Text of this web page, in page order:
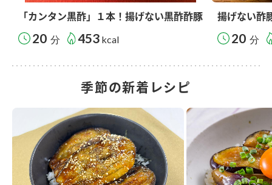
「カンタン黒酢」１本！揚げない黒酢酢豚
20 分 453 kcal
揚げない酢
20 分
季節の新着レシピ